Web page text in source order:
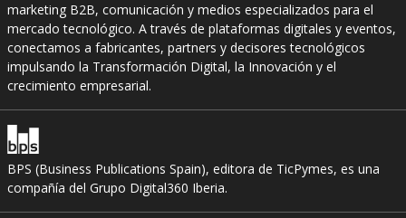
marketing B2B, comunicación y medios especializados para el
mercado tecnológico. A través de plataformas digitales y eventos,
conectamos a fabricantes, partners y decisores tecnológicos
impulsando la Transformación Digital, la Innovación y el
crecimiento empresarial.
BPS (Business Publications Spain), editora de TicPymes, es una
compañía del Grupo Digital360 Iberia.